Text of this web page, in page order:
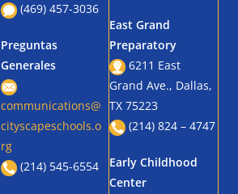
(469) 457-3036
Preguntas
Generales
communications@
cityscapeschools.o
rg
(214) 545-6554
East Grand
Preparatory
6211 East
Grand Ave., Dallas,
TX 75223
(214) 824 – 4747
Early Childhood
Center